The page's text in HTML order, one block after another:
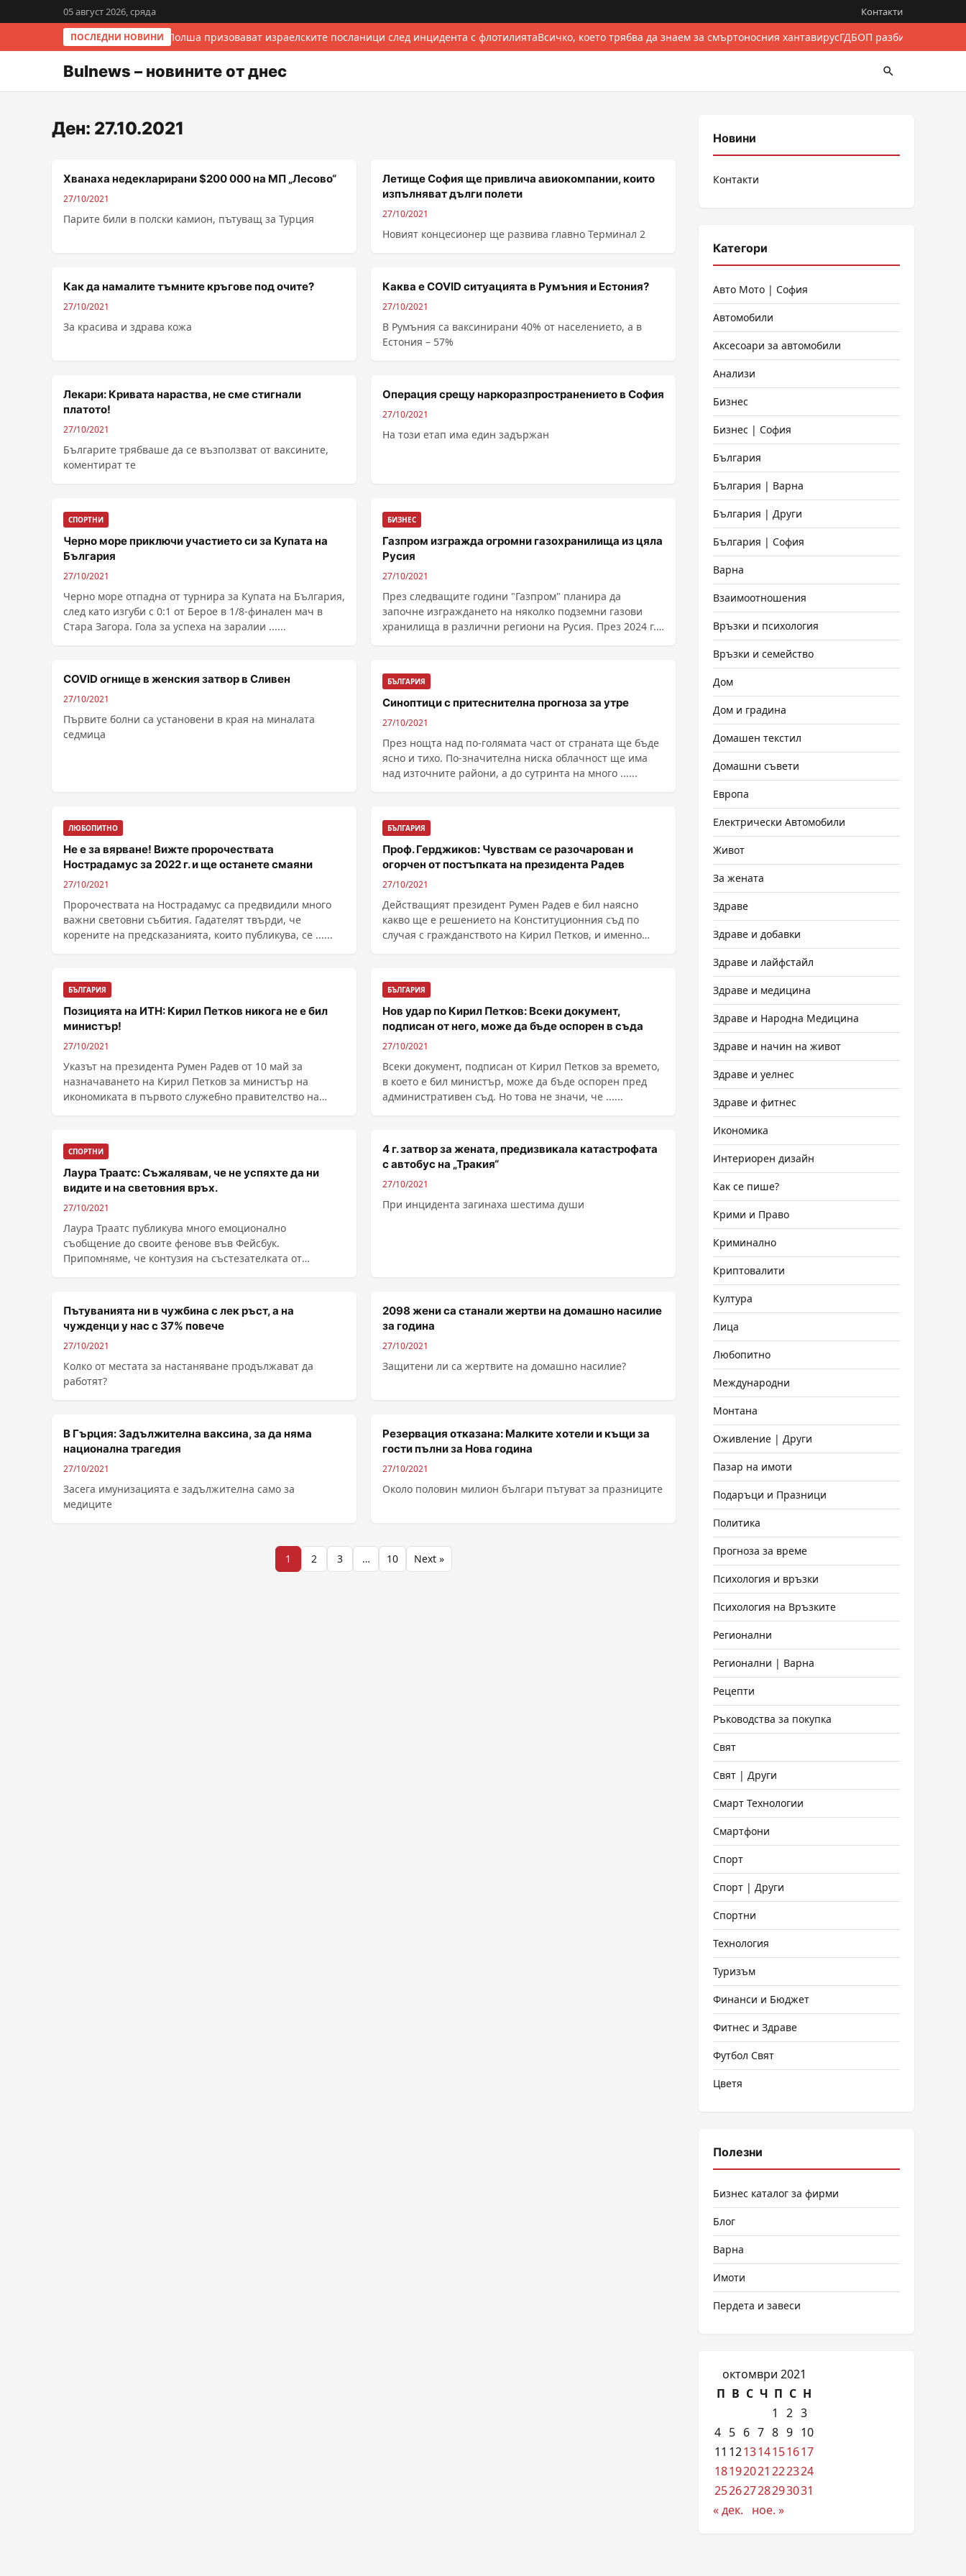
05 август 2026, сряда Контакти
ПОСЛЕДНИ НОВИНИИталия и Полша призовават израелските посланици след инцидента с флотилиятаВсичко, което трябва да знаем за смъртоносния хантавирусГДБОП разби
Bulnews – новините от днес
Ден: 27.10.2021
Хванаха недекларирани $200 000 на МП „Лесово“
27/10/2021
Парите били в полски камион, пътуващ за Турция
Летище София ще привлича авиокомпании, които
изпълняват дълги полети
27/10/2021
Новият концесионер ще развива главно Терминал 2
Как да намалите тъмните кръгове под очите?
27/10/2021
За красива и здрава кожа
Каква е COVID ситуацията в Румъния и Естония?
27/10/2021
В Румъния са ваксинирани 40% от населението, а в
Естония – 57%
Лекари: Кривата нараства, не сме стигнали
платото!
27/10/2021
Българите трябваше да се възползват от ваксините,
коментират те
Операция срещу наркоразпространението в София
27/10/2021
На този етап има един задържан
СПОРТНИ
Черно море приключи участието си за Купата на
България
27/10/2021
Черно море отпадна от турнира за Купата на България,
след като изгуби с 0:1 от Берое в 1/8-финален мач в
Стара Загора. Гола за успеха на заралии ......
БИЗНЕС
Газпром изгражда огромни газохранилища из цяла
Русия
27/10/2021
През следващите години "Газпром" планира да
започне изграждането на няколко подземни газови
хранилища в различни региони на Русия. През 2024 г.
COVID огнище в женския затвор в Сливен
27/10/2021
Първите болни са установени в края на миналата
седмица
БЪЛГАРИЯ
Синоптици с притеснителна прогноза за утре
27/10/2021
През нощта над по-голямата част от страната ще бъде
ясно и тихо. По-значителна ниска облачност ще има
над източните райони, а до сутринта на много ......
ЛЮБОПИТНО
Не е за вярване! Вижте пророчествата
Нострадамус за 2022 г. и ще останете смаяни
27/10/2021
Пророчествата на Нострадамус са предвидили много
важни световни събития. Гадателят твърди, че
корените на предсказанията, които публикува, се ......
БЪЛГАРИЯ
Проф. Герджиков: Чувствам се разочарован и
огорчен от постъпката на президента Радев
27/10/2021
Действащият президент Румен Радев е бил наясно
какво ще е решението на Конституционния съд по
случая с гражданството на Кирил Петков, и именно
БЪЛГАРИЯ
Позицията на ИТН: Кирил Петков никога не е бил
министър!
27/10/2021
Указът на президента Румен Радев от 10 май за
назначаването на Кирил Петков за министър на
икономиката в първото служебно правителство на
БЪЛГАРИЯ
Нов удар по Кирил Петков: Всеки документ,
подписан от него, може да бъде оспорен в съда
27/10/2021
Всеки документ, подписан от Кирил Петков за времето,
в което е бил министър, може да бъде оспорен пред
административен съд. Но това не значи, че ......
СПОРТНИ
Лаура Траатс: Съжалявам, че не успяхте да ни
видите и на световния връх.
27/10/2021
Лаура Траатс публикува много емоционално
съобщение до своите фенове във Фейсбук.
Припомняме, че контузия на състезателката от
4 г. затвор за жената, предизвикала катастрофата
с автобус на „Тракия“
27/10/2021
При инцидента загинаха шестима души
Пътуванията ни в чужбина с лек ръст, а на
чужденци у нас с 37% повече
27/10/2021
Колко от местата за настаняване продължават да
работят?
2098 жени са станали жертви на домашно насилие
за година
27/10/2021
Защитени ли са жертвите на домашно насилие?
В Гърция: Задължителна ваксина, за да няма
национална трагедия
27/10/2021
Засега имунизацията е задължителна само за
медиците
Резервация отказана: Малките хотели и къщи за
гости пълни за Нова година
27/10/2021
Около половин милион българи пътуват за празниците
1 2 3 … 10 Next »
Новини
Контакти
Категори
Авто Мото | София
Автомобили
Аксесоари за автомобили
Анализи
Бизнес
Бизнес | София
България
България | Варна
България | Други
България | София
Варна
Взаимоотношения
Връзки и психология
Връзки и семейство
Дом
Дом и градина
Домашен текстил
Домашни съвети
Европа
Електрически Автомобили
Живот
За жената
Здраве
Здраве и добавки
Здраве и лайфстайл
Здраве и медицина
Здраве и Народна Медицина
Здраве и начин на живот
Здраве и уелнес
Здраве и фитнес
Икономика
Интериорен дизайн
Как се пише?
Крими и Право
Криминално
Криптовалити
Култура
Лица
Любопитно
Международни
Монтана
Оживление | Други
Пазар на имоти
Подаръци и Празници
Политика
Прогноза за време
Психология и връзки
Психология на Връзките
Регионални
Регионални | Варна
Рецепти
Ръководства за покупка
Свят
Свят | Други
Смарт Технологии
Смартфони
Спорт
Спорт | Други
Спортни
Технология
Туризъм
Финанси и Бюджет
Фитнес и Здраве
Футбол Свят
Цветя
Полезни
Бизнес каталог за фирми
Блог
Варна
Имоти
Пердета и завеси
октомври 2021
П В С Ч П С Н
1
2 3
4 5 6 7 8 9 10
11 121314151617
18192021 222324
25262728293031
« дек.
ное. »